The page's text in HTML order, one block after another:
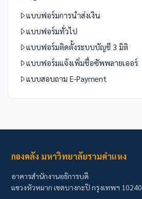
แบบฟอร์มการนำส่งเงิน
แบบฟอร์มทั่วไป
แบบฟอร์มติดตั้งระบบบัญชี 3 มิติ
แบบฟอร์มแจ้งเพิ่มชื่อซัพพลายเออร์
แบบสอบถาม E-Payment
กองคลัง มหาวิทยาลัยรามคำแหง
อาคารสำนักงานอธิการบดี
แขวงหัวหมาก เขตบางกะปิ กรุงเทพฯ 10240